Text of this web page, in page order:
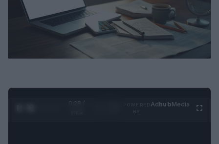
0:29 /
AdhubMedia